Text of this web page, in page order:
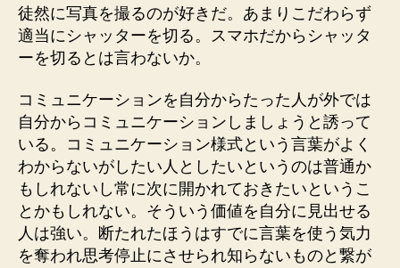
徒然に写真を撮るのが好きだ。あまりこだわらず
適当にシャッターを切る。スマホだからシャッタ
ーを切るとは言わないか。
コミュニケーションを自分からたった人が外では
自分からコミュニケーションしましょうと誘って
いる。コミュニケーション様式という言葉がよく
わからないがしたい人としたいというのは普通か
もしれないし常に次に開かれておきたいというこ
とかもしれない。そういう価値を自分に見出せる
人は強い。断たれたほうはすでに言葉を使う気力
を奪われ思考停止にさせられ知らないものと繋が